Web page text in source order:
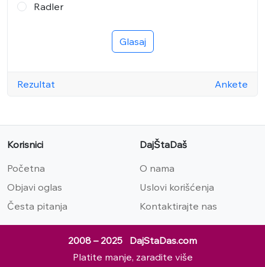
Radler
Glasaj
Rezultat Ankete
Korisnici
Početna
Objavi oglas
Česta pitanja
DajŠtaDaš
O nama
Uslovi korišćenja
Kontaktirajte nas
2008 – 2025 DajStaDas.com
Platite manje, zaradite više